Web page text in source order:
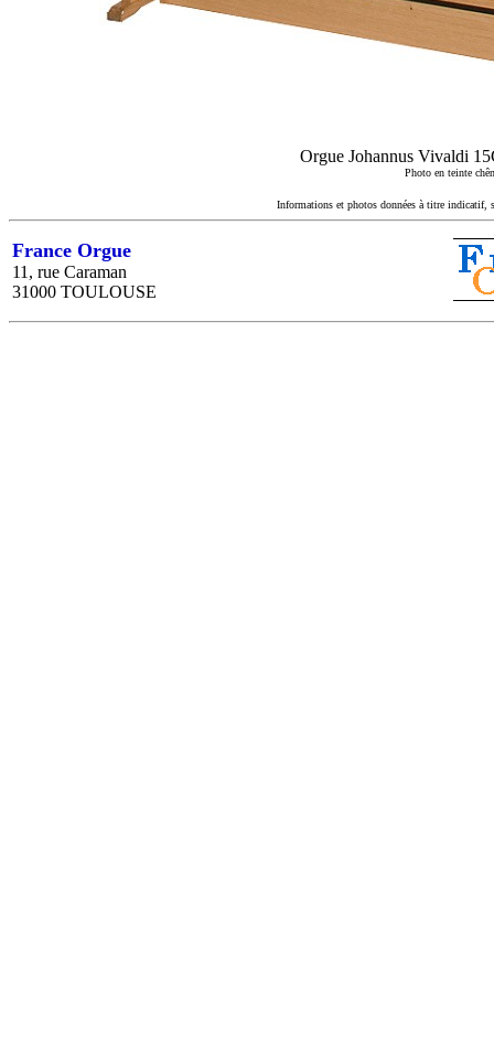
Orgue Johannus Vivaldi
Photo en teinte
Informations et photos données à titre indicatif,
France Orgue
11, rue Caraman
31000 TOULOUSE